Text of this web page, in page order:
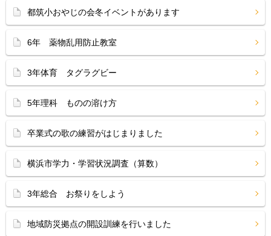
都筑小おやじの会冬イベントがあります
6年 薬物乱用防止教室
3年体育 タグラグビー
5年理科 ものの溶け方
卒業式の歌の練習がはじまりました
横浜市学力・学習状況調査（算数）
3年総合 お祭りをしよう
地域防災拠点の開設訓練を行いました